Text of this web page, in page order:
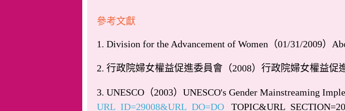
參考文獻
1. Division for the Advancement of Women（01/31/2009）
2. 行政院婦女權益促進委員會（2008）行政院婦女權益促
3. UNESCO（2003）UNESCO's Gender Mainstreaming
URL_ID=29008&URL_DO=DO